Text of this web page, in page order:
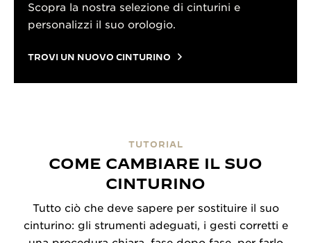
Scopra la nostra selezione di cinturini e
personalizzi il suo orologio.
TROVI UN NUOVO CINTURINO
TUTORIAL
COME CAMBIARE IL SUO
CINTURINO
Tutto ciò che deve sapere per sostituire il suo
cinturino: gli strumenti adeguati, i gesti corretti e